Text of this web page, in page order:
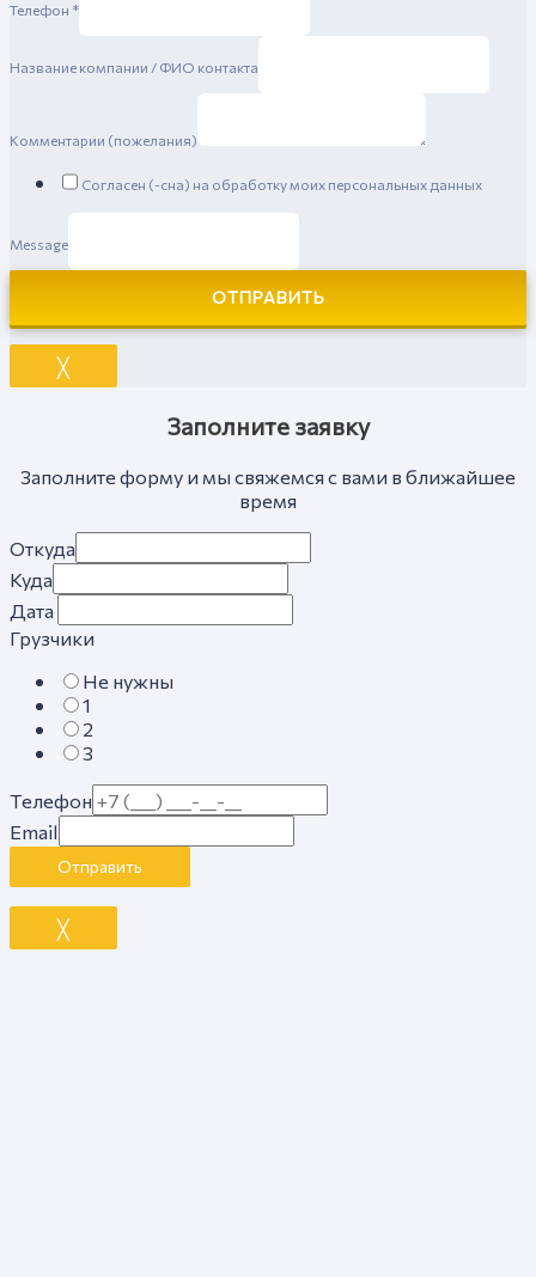
Телефон *
Название компании / ФИО контакта
Комментарии (пожелания)
Согласен (-сна) на обработку моих персональных данных
Message
ОТПРАВИТЬ
╳
Заполните заявку
Заполните форму и мы свяжемся с вами в ближайшее
время
Откуда
Куда
Дата
Грузчики
Не нужны
1
2
3
Телефон
Email
Отправить
╳